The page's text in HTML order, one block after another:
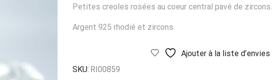
Petites creoles rosées au coeur central pavé de zircons.
Argent 925 rhodié et zircons.
Ajouter à la liste d’envies
SKU: RI00859